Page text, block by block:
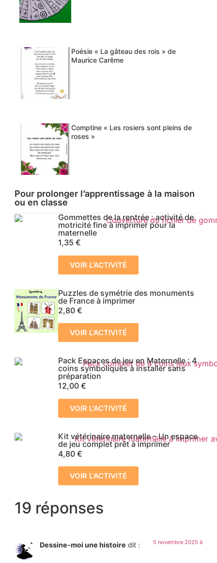
Poésie « La gâteau des rois » de
Maurice Carême
Comptine « Les rosiers sont pleins de
roses »
Pour prolonger l’apprentissage à la maison
ou en classe
Gommettes de la rentrée : activité de
motricité fine à imprimer pour la
maternelle
1,35 €
VOIR L'ACTIVITÉ
Puzzles de symétrie des monuments
de France à imprimer
2,80 €
VOIR L'ACTIVITÉ
Pack Espaces de jeu en Maternelle : 4
coins symboliques à installer sans
préparation
12,00 €
VOIR L'ACTIVITÉ
Kit vétérinaire maternelle – Un espace
de jeu complet prêt à imprimer
4,80 €
VOIR L'ACTIVITÉ
19 réponses
Dessine-moi une histoire dit : 5 novembre 2025 à